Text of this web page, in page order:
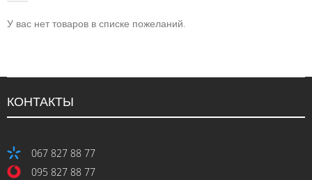
У вас нет товаров в списке пожеланий.
КОНТАКТЫ
067 827 88 77
095 827 88 77